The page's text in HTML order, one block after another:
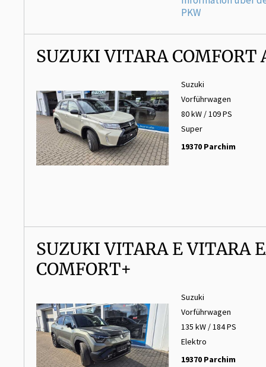
PKW
SUZUKI VITARA COMFORT
Suzuki
Vorführwagen
80 kW / 109 PS
Super
19370 Parchim
SUZUKI VITARA E VITARA
COMFORT+
Suzuki
Vorführwagen
135 kW / 184 PS
Elektro
19370 Parchim